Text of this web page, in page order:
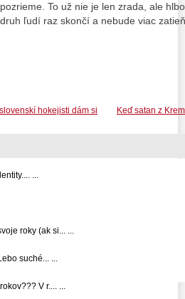
To už nie je len zrada, ale
ľudí raz skončí a nebude viac
Keď satan z
hokejisti dám si
...
roky (ak si... ...
suché... ...
V r.... ...